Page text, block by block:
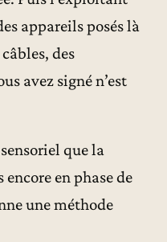
appareils posés là
des
avez signé n’est
que la
en phase de
une méthode